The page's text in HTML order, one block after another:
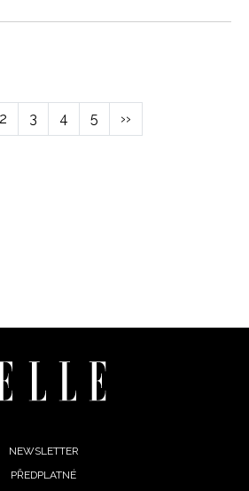
souhlasíte sObchodními
Extra s.r.o., zaškrtněte toto pole.
Page
2 Page
3 Page
4 Page
5
Následující
stránka
››
NEWSLETTER
PŘEDPLATNÉ